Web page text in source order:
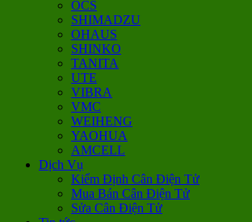
OCS
SHIMADZU
OHAUS
SHINKO
TANITA
UTE
VIBRA
VMC
WEIHENG
YAOHUA
AMCELL
Dịch Vụ
Kiểm Định Cân Điện Tử
Mua Bán Cân Điện Tử
Sửa Cân Điện Tử